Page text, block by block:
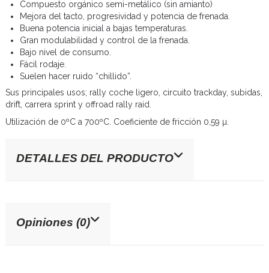
Compuesto orgánico semi-metálico (sin amianto)
Mejora del tacto, progresividad y potencia de frenada.
Buena potencia inicial a bajas temperaturas.
Gran modulabilidad y control de la frenada.
Bajo nivel de consumo.
Fácil rodaje.
Suelen hacer ruido “chillido”.
Sus principales usos; rally coche ligero, circuito trackday, subidas,
drift, carrera sprint y offroad rally raid.
Utilización de 0ºC a 700ºC. Coeficiente de fricción 0,59 µ.
DETALLES DEL PRODUCTO
Opiniones (0)